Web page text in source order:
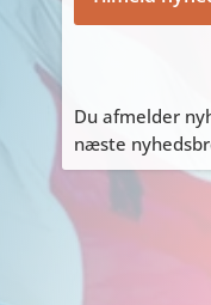
Du afmelder
næste